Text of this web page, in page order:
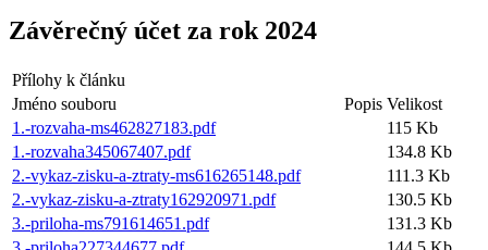
Závěrečný účet za rok 2024
Přílohy k článku
Jméno souboru
Popis Velikost
1.-rozvaha-ms462827183.pdf
115 Kb
1.-rozvaha345067407.pdf
134.8 Kb
2.-vykaz-zisku-a-ztraty-ms616265148.pdf
111.3 Kb
2.-vykaz-zisku-a-ztraty162920971.pdf
130.5 Kb
3.-priloha-ms791614651.pdf
131.3 Kb